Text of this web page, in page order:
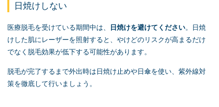
日焼けしない
医療脱毛を受けている期間中は、 日焼けを避けてください。日焼
けした肌にレーザーを照射すると、やけどのリスクが高まるだけ
でなく脱毛効果が低下する可能性があります。
脱毛が完了するまで外出時は日焼け止めや日傘を使い、紫外線対
策を徹底して行いましょう。